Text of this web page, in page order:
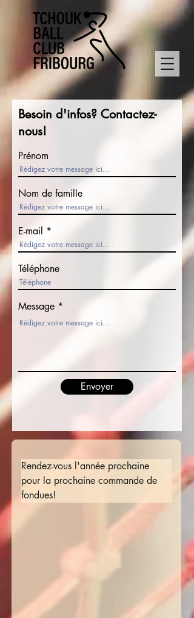
Besoin d'infos? Contactez-
nous!
Prénom
Nom de famille
E-mail
Téléphone
Message
Envoyer
Rendez-vous l'année prochaine
pour la prochaine commande de
fondues!